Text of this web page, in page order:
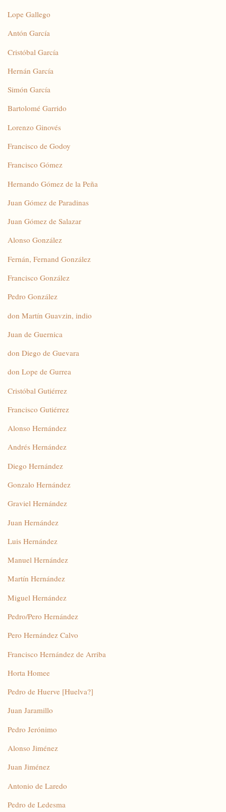
Lope Gallego
Antón García
Cristóbal García
Hernán García
Simón García
Bartolomé Garrido
Lorenzo Ginovés
Francisco de Godoy
Francisco Gómez
Hernando Gómez de la Peña
Juan Gómez de Paradinas
Juan Gómez de Salazar
Alonso González
Fernán, Fernand González
Francisco González
Pedro González
don Martín Guavzin, indio
Juan de Guernica
don Diego de Guevara
don Lope de Gurrea
Cristóbal Gutiérrez
Francisco Gutiérrez
Alonso Hernández
Andrés Hernández
Diego Hernández
Gonzalo Hernández
Graviel Hernández
Juan Hernández
Luis Hernández
Manuel Hernández
Martín Hernández
Miguel Hernández
Pedro/Pero Hernández
Pero Hernández Calvo
Francisco Hernández de Arriba
Horta Homee
Pedro de Huerve [Huelva?]
Juan Jaramillo
Pedro Jerónimo
Alonso Jiménez
Juan Jiménez
Antonio de Laredo
Pedro de Ledesma